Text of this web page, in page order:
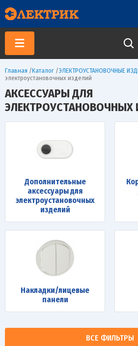
Главная /Каталог /ЭЛЕКТРОУСТАНОВОЧНЫЕ
электроустановочных изделий
АКСЕССУАРЫ ДЛЯ
ЭЛЕКТРОУСТАНОВОЧНЫХ
Дополнительные
аксессуары для
электроустановочных
изделий
Накладки/лицевые
панели
ВСЕ ФИЛЬТРЫ